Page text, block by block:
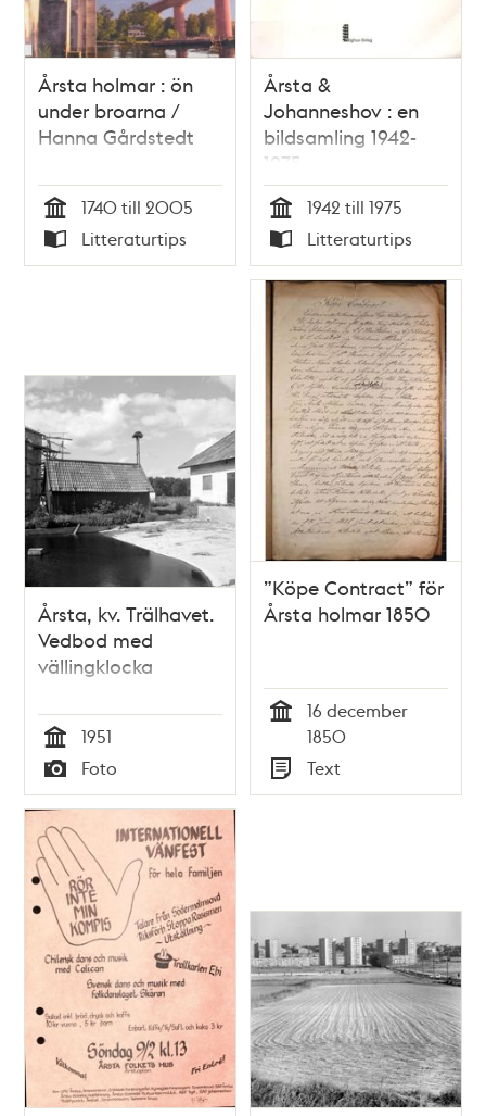
Årsta holmar : ön
under broarna /
Hanna Gårdstedt
Tid
1740 till 2005
Typ
Litteraturtips
Årsta &
Johanneshov : en
bildsamling 1942-
1975
Tid
1942 till 1975
Typ
Litteraturtips
Årsta, kv. Trälhavet.
Vedbod med
vällingklocka
Tid
1951
Typ
Foto
”Köpe Contract” för
Årsta holmar 1850
16 december
1850
Typ
Text